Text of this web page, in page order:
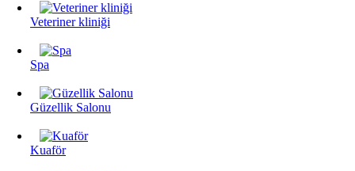
Veteriner kliniği
Spa
Güzellik Salonu
Kuaför